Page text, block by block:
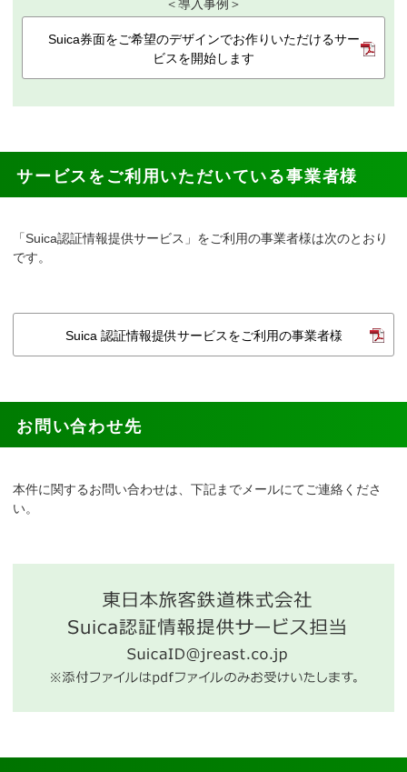
＜導入事例＞
Suica券面をご希望のデザインでお作りいただけるサー
ビスを開始します
サービスをご利用いただいている事業者様
「Suica認証情報提供サービス」をご利用の事業者様は次のとおり
です。
Suica 認証情報提供サービスをご利用の事業者様
お問い合わせ先
本件に関するお問い合わせは、下記までメールにてご連絡くださ
い。